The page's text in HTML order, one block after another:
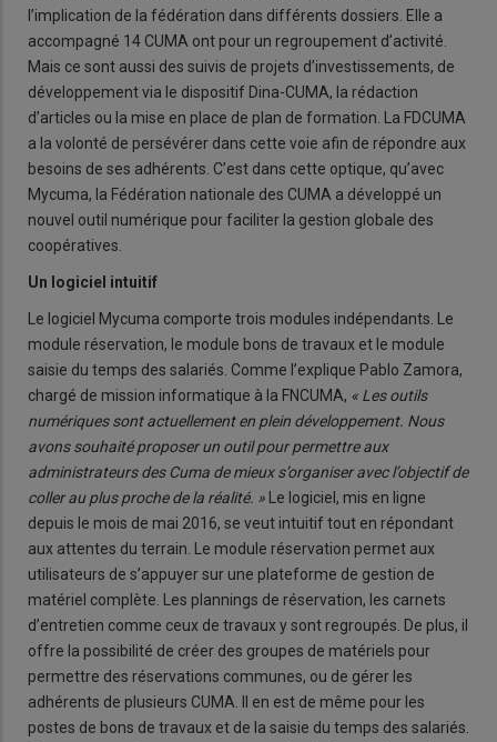
l’implication de la fédération dans différents dossiers. Elle a
accompagné 14 CUMA ont pour un regroupement d’activité.
Mais ce sont aussi des suivis de projets d’investissements, de
développement via le dispositif Dina-CUMA, la rédaction
d’articles ou la mise en place de plan de formation. La FDCUMA
a la volonté de persévérer dans cette voie afin de répondre aux
besoins de ses adhérents. C’est dans cette optique, qu’avec
Mycuma, la Fédération nationale des CUMA a développé un
nouvel outil numérique pour faciliter la gestion globale des
coopératives.
Un logiciel intuitif
Le logiciel Mycuma comporte trois modules indépendants. Le
module réservation, le module bons de travaux et le module
saisie du temps des salariés. Comme l’explique Pablo Zamora,
chargé de mission informatique à la FNCUMA, « Les outils
numériques sont actuellement en plein développement. Nous
avons souhaité proposer un outil pour permettre aux
administrateurs des Cuma de mieux s’organiser avec l’objectif de
coller au plus proche de la réalité. »
Le logiciel, mis en ligne
depuis le mois de mai 2016, se veut intuitif tout en répondant
aux attentes du terrain. Le module réservation permet aux
utilisateurs de s’appuyer sur une plateforme de gestion de
matériel complète. Les plannings de réservation, les carnets
d’entretien comme ceux de travaux y sont regroupés. De plus, il
offre la possibilité de créer des groupes de matériels pour
permettre des réservations communes, ou de gérer les
adhérents de plusieurs CUMA. Il en est de même pour les
postes de bons de travaux et de la saisie du temps des salariés.